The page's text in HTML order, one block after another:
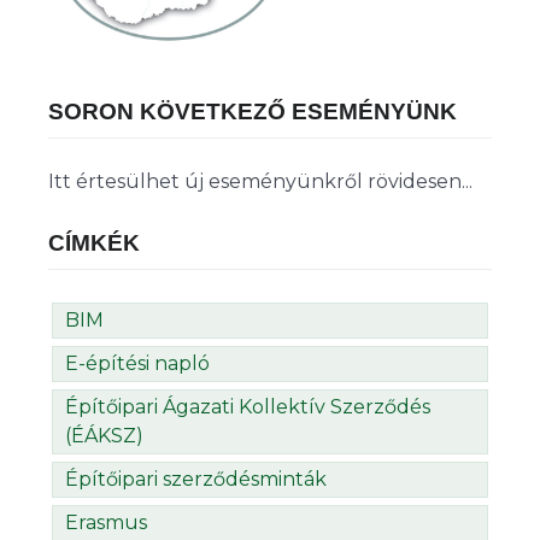
SORON KÖVETKEZŐ ESEMÉNYÜNK
Itt értesülhet új eseményünkről rövidesen...
CÍMKÉK
BIM
E-építési napló
Építőipari Ágazati Kollektív Szerződés
(ÉÁKSZ)
Építőipari szerződésminták
Erasmus